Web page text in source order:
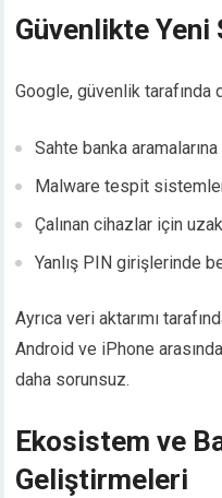
Güvenlikte Yeni
Google, güvenlik tarafında
Sahte banka
Malware tespit
Çalınan cihazlar için
Yanlış PIN girişlerinde
Ayrıca veri aktarımı
Android ve iPhone
daha sorunsuz.
Ekosistem ve
Geliştirmeleri